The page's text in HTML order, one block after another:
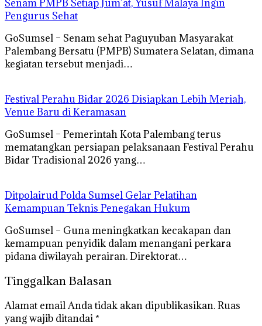
Senam PMPB Setiap Jum’at, Yusuf Malaya Ingin
Pengurus Sehat
GoSumsel – Senam sehat Paguyuban Masyarakat
Palembang Bersatu (PMPB) Sumatera Selatan, dimana
kegiatan tersebut menjadi…
Festival Perahu Bidar 2026 Disiapkan Lebih Meriah,
Venue Baru di Keramasan
GoSumsel – Pemerintah Kota Palembang terus
mematangkan persiapan pelaksanaan Festival Perahu
Bidar Tradisional 2026 yang…
Ditpolairud Polda Sumsel Gelar Pelatihan
Kemampuan Teknis Penegakan Hukum
GoSumsel – Guna meningkatkan kecakapan dan
kemampuan penyidik dalam menangani perkara
pidana diwilayah perairan. Direktorat…
Tinggalkan Balasan
Alamat email Anda tidak akan dipublikasikan.Ruas
yang wajib ditandai *